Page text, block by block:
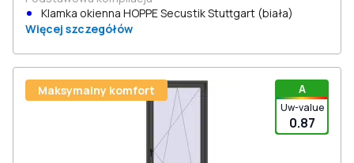
Klamka okienna HOPPE Secustik Stuttgart (biała)
Więcej szczegółów
A
Uw-value
0.87
Maksymalny komfort